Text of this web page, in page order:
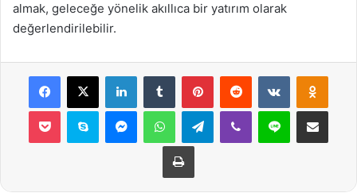
almak, geleceğe yönelik akıllıca bir yatırım olarak
değerlendirilebilir.
Facebook
X LinkedInTumblr PinterestReddit VKontakte
Pocket Skype MessengerWhatsAppTelegramViber Line E-Posta ile
Yazdır